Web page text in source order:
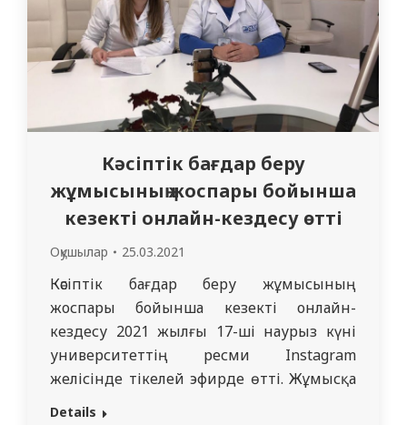
Кәсіптік бағдар беру
жұмысының жоспары бойынша
кезекті онлайн-кездесу өтті
Оқушылар 25.03.2021
Кәсіптік бағдар беру жұмысының
жоспары бойынша кезекті онлайн-
кездесу 2021 жылғы 17-ші наурыз күні
университеттің ресми Instagram
желісінде тікелей эфирде өтті. Жұмысқа
орналастыру және Medical Foundation
Details